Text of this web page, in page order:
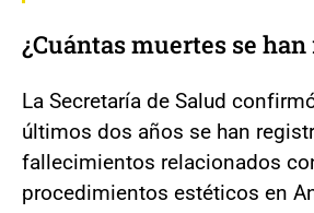
¿Cuántas muertes se han
La Secretaría de Salud
últimos dos años se han
fallecimientos relacionados
procedimientos estéticos en